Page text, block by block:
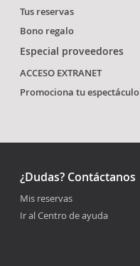
Tus reservas
Bono regalo
Especial proveedores
ACCESO EXTRANET
Promociona tu espectáculo
¿Dudas? Contáctanos
Mis reservas
Ir al Centro de ayuda